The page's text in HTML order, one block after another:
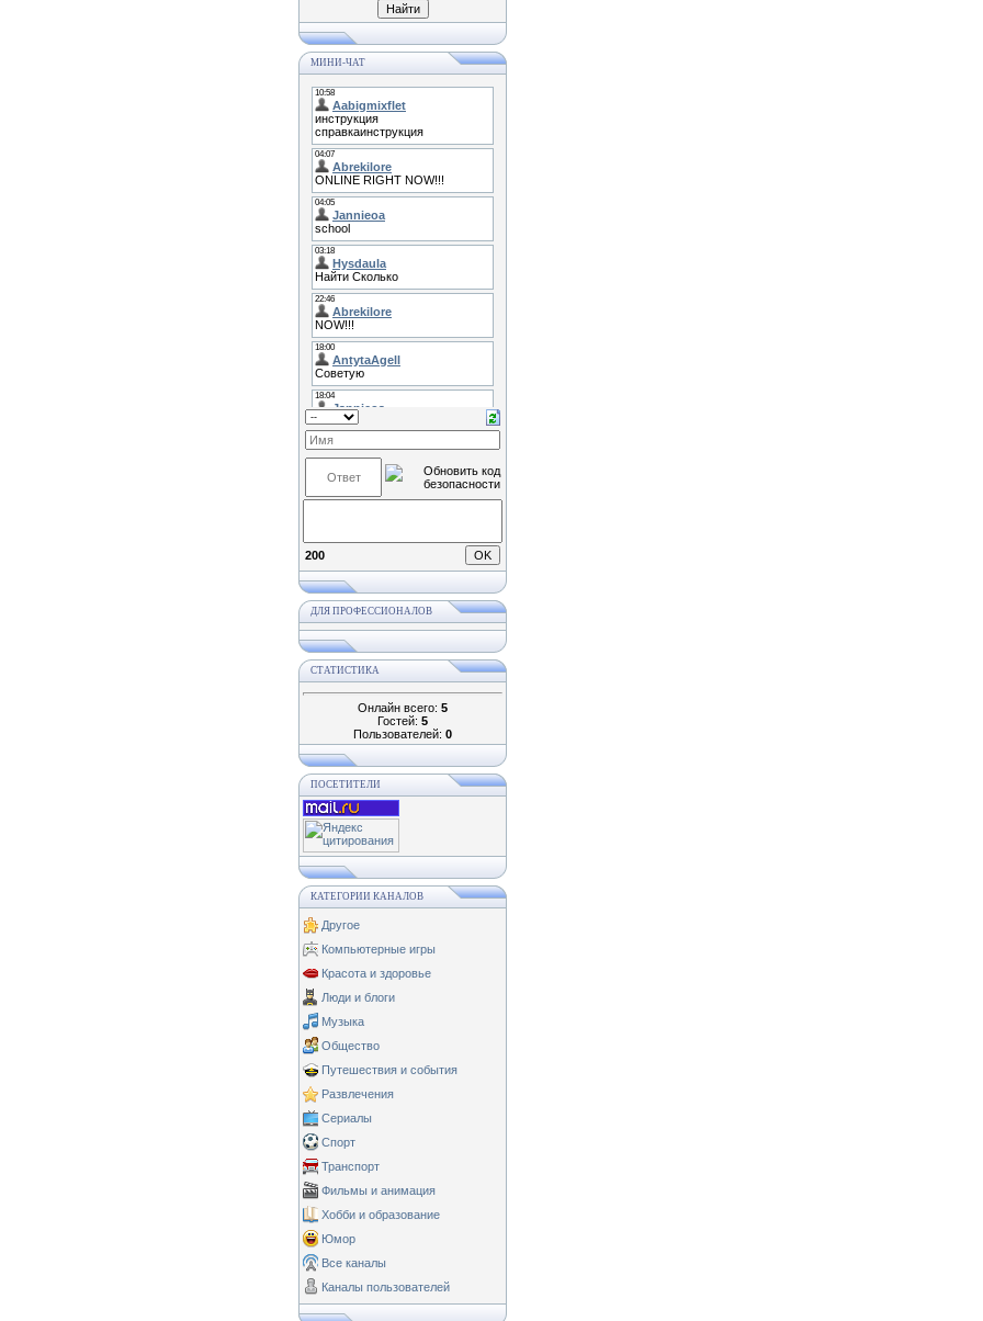
МИНИ-ЧАТ
200
ДЛЯ ПРОФЕССИОНАЛОВ
СТАТИСТИКА
Онлайн всего: 5
Гостей: 5
Пользователей: 0
ПОСЕТИТЕЛИ
КАТЕГОРИИ КАНАЛОВ
Другое
Компьютерные игры
Красота и здоровье
Люди и блоги
Музыка
Общество
Путешествия и события
Развлечения
Сериалы
Спорт
Транспорт
Фильмы и анимация
Хобби и образование
Юмор
Все каналы
Каналы пользователей